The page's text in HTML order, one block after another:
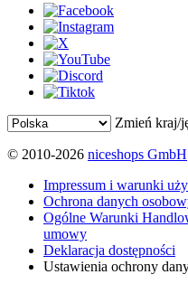
Zmień kraj/
© 2010-2026 niceshops GmbH
Impressum i warunki
Ochrona danych
Ogólne Warunki
umowy
Deklaracja dostępności
Ustawienia ochrony